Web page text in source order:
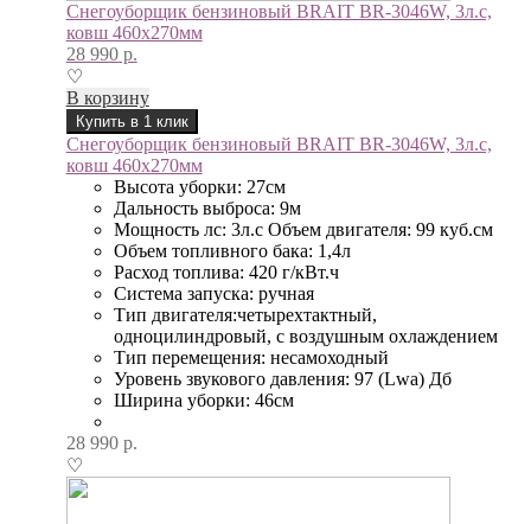
Снегоуборщик бензиновый BRAIT BR-3046W, 3л.с,
ковш 460х270мм
28 990р.
♡
В корзину
Купить в 1 клик
Снегоуборщик бензиновый BRAIT BR-3046W, 3л.с,
ковш 460х270мм
Высота уборки: 27см
Дальность выброса: 9м
Мощность лс: 3л.с Объем двигателя: 99 куб.см
Объем топливного бака: 1,4л
Расход топлива: 420 г/кВт.ч
Система запуска: ручная
Тип двигателя:четырехтактный,
одноцилиндровый, с воздушным охлаждением
Тип перемещения: несамоходный
Уровень звукового давления: 97 (Lwa) Дб
Ширина уборки: 46см
28 990р.
♡